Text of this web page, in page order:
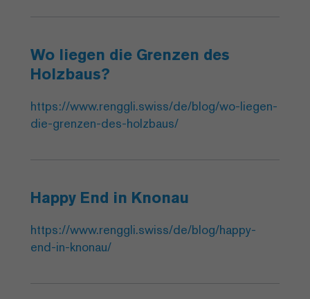
Wo liegen die Grenzen des
Holzbaus?
https://www.renggli.swiss/de/blog/wo-liegen-
die-grenzen-des-holzbaus/
Happy End in Knonau
https://www.renggli.swiss/de/blog/happy-
end-in-knonau/